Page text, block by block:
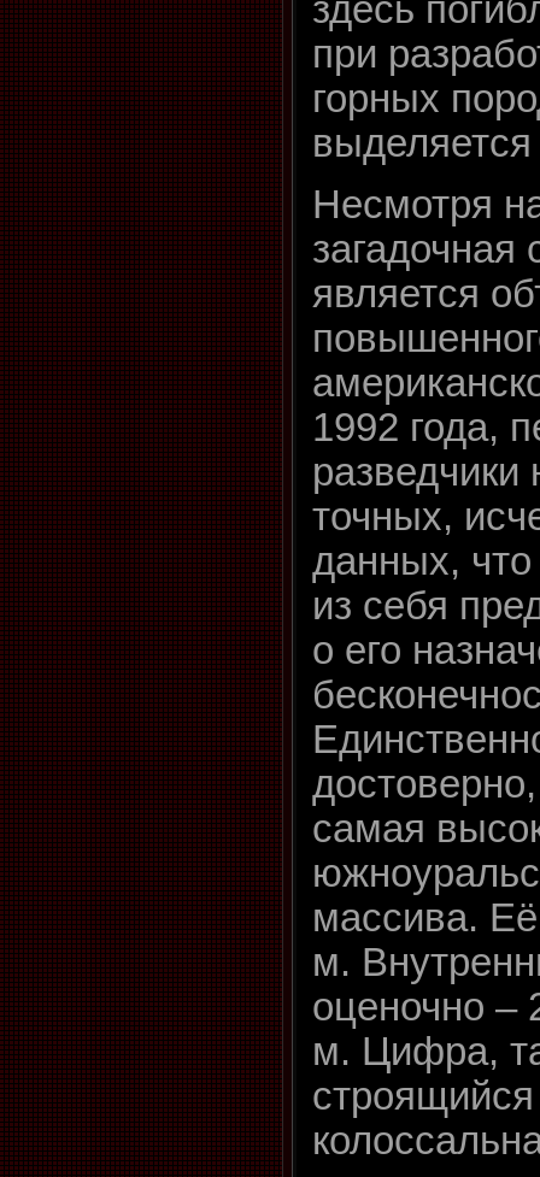
здесь
при
горных
выделяется
Несмотря
загадочная
является
1992 года,
точных,
данных, что
из себя
о его
самая
массива.
м.
оценочно –
м. Цифра,
строящийся